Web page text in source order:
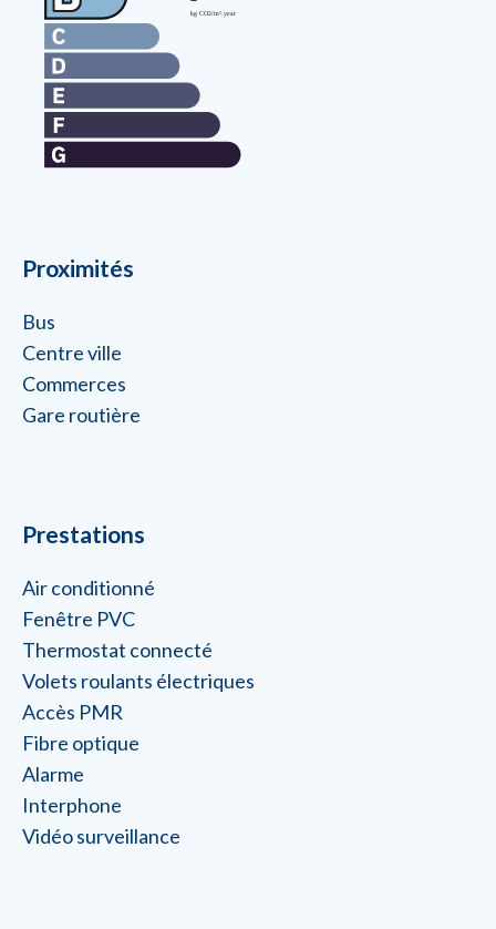
Proximités
Bus
Centre ville
Commerces
Gare routière
Prestations
Air conditionné
Fenêtre PVC
Thermostat connecté
Volets roulants électriques
Accès PMR
Fibre optique
Alarme
Interphone
Vidéo surveillance